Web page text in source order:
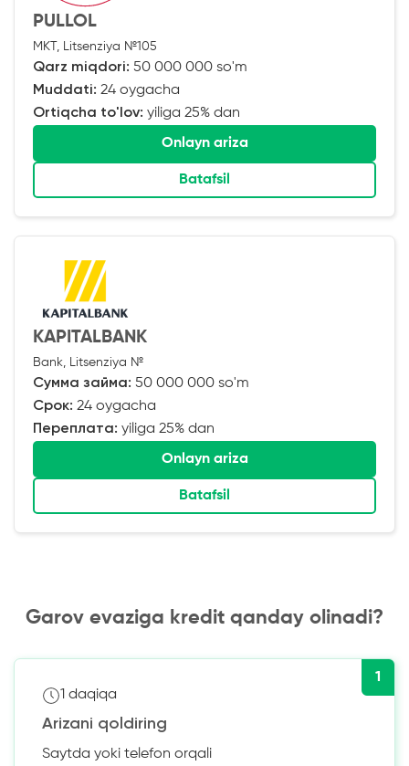
PULLOL
MKT, Litsenziya №105
Qarz miqdori: 50 000 000 so'm
Muddati: 24 oygacha
Ortiqcha to'lov: yiliga 25% dan
Onlayn ariza
Batafsil
KAPITALBANK
Bank, Litsenziya №
Сумма займа: 50 000 000 so'm
Срок: 24 oygacha
Переплата: yiliga 25% dan
Onlayn ariza
Batafsil
Garov evaziga kredit qanday olinadi?
1
1 daqiqa
Arizani qoldiring
Saytda yoki telefon orqali